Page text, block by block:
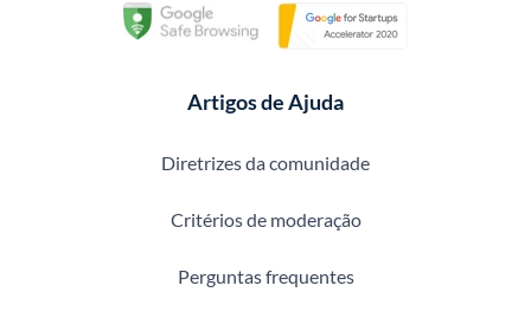
Artigos de Ajuda
Diretrizes da comunidade
Critérios de moderação
Perguntas frequentes